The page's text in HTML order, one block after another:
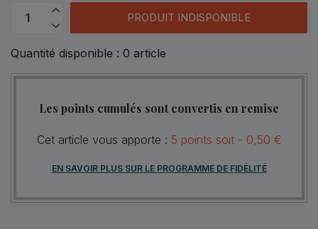
PRODUIT INDISPONIBLE
Quantité disponible : 0 article
Les points cumulés sont convertis en remise
Cet article vous apporte : 5 points soit - 0,50 €
EN SAVOIR PLUS SUR LE PROGRAMME DE FIDÉLITÉ